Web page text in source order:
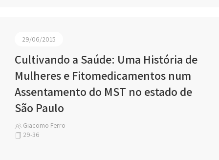
29/06/2015
Cultivando a Saúde: Uma História de
Mulheres e Fitomedicamentos num
Assentamento do MST no estado de
São Paulo
Giacomo Ferro
29-36